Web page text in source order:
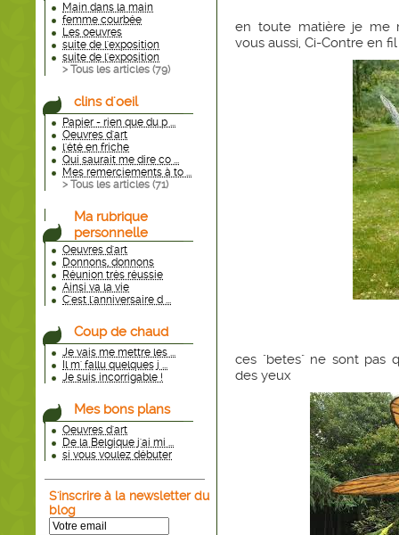
Main dans la main
femme courbée
Les oeuvres
suite de l'exposition
suite de l'exposition
> Tous les articles (79)
clins d'oeil
Papier - rien que du p ...
Oeuvres d'art
l'été en friche
Qui saurait me dire co ...
Mes remerciements à to ...
> Tous les articles (71)
Ma rubrique
personnelle
Oeuvres d'art
Donnons, donnons
Réunion très réussie
Ainsi va la vie
C'est l'anniversaire d ...
Coup de chaud
Je vais me mettre les ...
Il m' fallu quelques j ...
Je suis incorrigable !
Mes bons plans
Oeuvres d'art
De la Belgique j'ai mi ...
si vous voulez débuter
S'inscrire à la newsletter du
blog
en toute matière je me
vous aussi, Ci-Contre en
ces "betes" ne sont pas
des yeux